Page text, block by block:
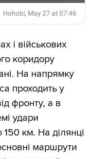
і військових
коридору
На напрямку
проходить у
фронту, а в
удари
150 км. На ділянці
маршрути